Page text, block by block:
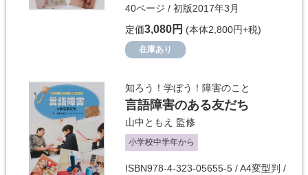
40ページ / 初版2017年3月
定価3,080円 (本体2,800円+税)
在庫あり
知ろう！学ぼう！障害のこと
言語障害のある友だち
山中ともえ 監修
小学校中学年から
ISBN978-4-323-05655-5 / A4変型判 /